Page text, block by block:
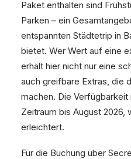
Paket enthalten sind
Parken – ein
entspannten Städtetrip in
bietet. Wer Wert auf eine
erhält hier nicht nur eine
auch greifbare Extras, die
machen. Die
Zeitraum bis August 2026,
erleichtert.
Für die Buchung über